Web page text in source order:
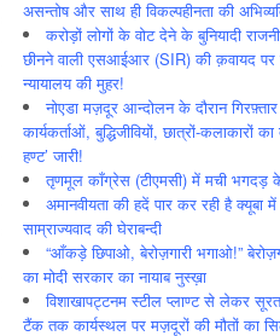
असन्‍तोष और साथ ही विकल्‍पहीनता की
करोड़ों लोगों के वोट देने के बुनियादी
छीनने वाली एसआईआर (SIR) की क़वायद पर
न्यायालय की मुहर!
नोएडा मज़दूर आन्दोलन के दौरान
कार्यकर्ताओं, बुद्धिजीवियों, छात्रों-कलाकारों
हण्ट’ जारी!
तृणमूल काँग्रेस (टीएमसी) में मची भगदड़
अमानवीयता की हदें पार कर रही है क्यूबा
साम्राज्यवाद की घेराबन्दी
“आँकड़े छिपाओ, बेरोज़गारी भगाओ!”
का मोदी सरकार का नायाब नुस्ख़ा
विशाखापट्टनम स्टील प्लाण्ट से लेकर
टैंक तक कार्यस्थल पर मज़दूरों की मौतों का